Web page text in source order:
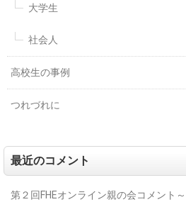
大学生
社会人
高校生の事例
つれづれに
最近のコメント
第２回FHEオンライン親の会コメント